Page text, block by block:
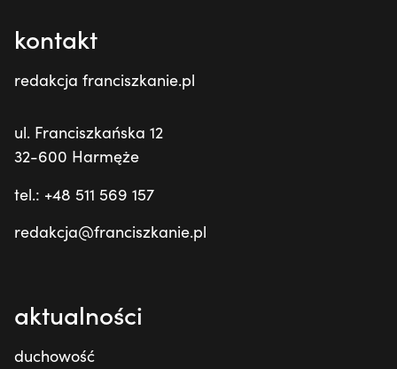
kontakt
redakcja franciszkanie.pl
ul. Franciszkańska 12
32-600 Harmęże
tel.: +48 511 569 157
redakcja@franciszkanie.pl
aktualności
duchowość